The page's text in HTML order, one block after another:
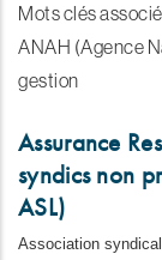
Mots clés
ANAH (Agence
gestion
Assurance
syndics non
ASL)
Association